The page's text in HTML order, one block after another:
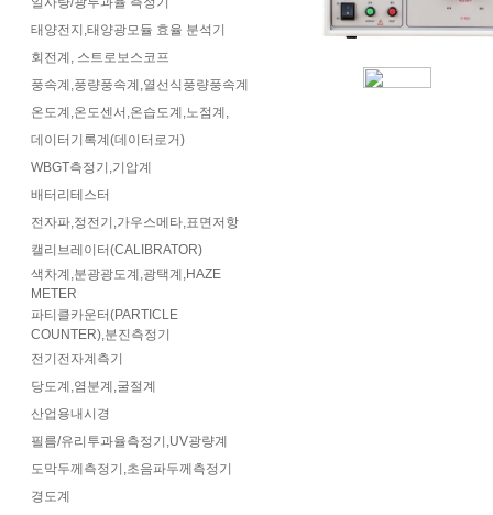
태양전지,태양광모듈 효율 분석기
회전계, 스트로보스코프
풍속계,풍량풍속계,열선식풍량풍속계
온도계,온도센서,온습도계,노점계,
데이터기록계(데이터로거)
WBGT측정기,기압계
배터리테스터
전자파,정전기,가우스메타,표면저항
캘리브레이터(CALIBRATOR)
색차계,분광광도계,광택계,HAZE
METER
파티클카운터(PARTICLE
COUNTER),분진측정기
전기전자계측기
당도계,염분계,굴절계
산업용내시경
필름/유리투과율측정기,UV광량계
도막두께측정기,초음파두께측정기
경도계